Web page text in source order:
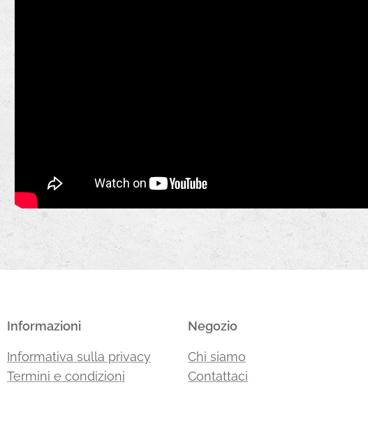
Informazioni
Informativa sulla privacy
Termini e condizioni
Negozio
Chi siamo
Contattaci